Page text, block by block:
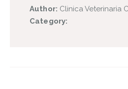
Author: Clinica Veterinaria
Category: